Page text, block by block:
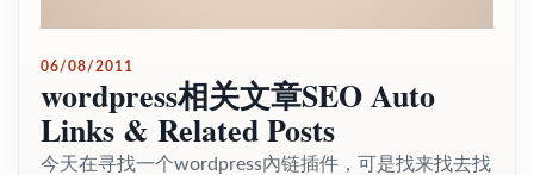
06/08/2011
wordpress相关文章SEO Auto
Links & Related Posts
今天在寻找一个wordpress內链插件，可是找来找去找